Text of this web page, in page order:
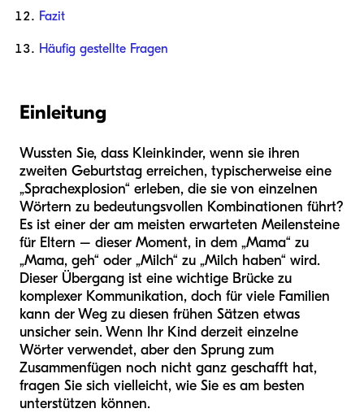
Fazit
Häufig gestellte Fragen
Einleitung
Wussten Sie, dass Kleinkinder, wenn sie ihren
zweiten Geburtstag erreichen, typischerweise eine
„Sprachexplosion“ erleben, die sie von einzelnen
Wörtern zu bedeutungsvollen Kombinationen führt?
Es ist einer der am meisten erwarteten Meilensteine
für Eltern – dieser Moment, in dem „Mama“ zu
„Mama, geh“ oder „Milch“ zu „Milch haben“ wird.
Dieser Übergang ist eine wichtige Brücke zu
komplexer Kommunikation, doch für viele Familien
kann der Weg zu diesen frühen Sätzen etwas
unsicher sein. Wenn Ihr Kind derzeit einzelne
Wörter verwendet, aber den Sprung zum
Zusammenfügen noch nicht ganz geschafft hat,
fragen Sie sich vielleicht, wie Sie es am besten
unterstützen können.